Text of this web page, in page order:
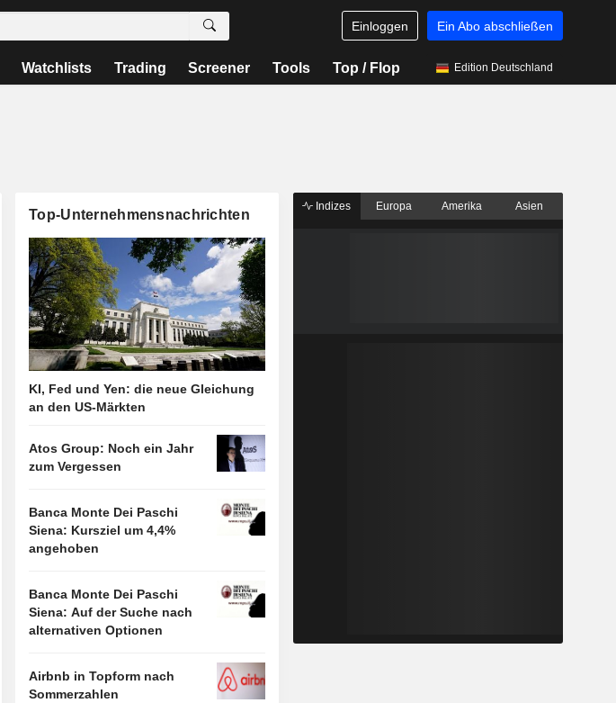
Einloggen Ein Abo abschließen
Watchlists Trading Screener Tools Top / Flop Edition Deutschland
Top-Unternehmensnachrichten
KI, Fed und Yen: die neue Gleichung
an den US-Märkten
Atos Group: Noch ein Jahr
zum Vergessen
Banca Monte Dei Paschi
Siena: Kursziel um 4,4%
angehoben
Banca Monte Dei Paschi
Siena: Auf der Suche nach
alternativen Optionen
Airbnb in Topform nach
Sommerzahlen
Indizes Europa Amerika Asien